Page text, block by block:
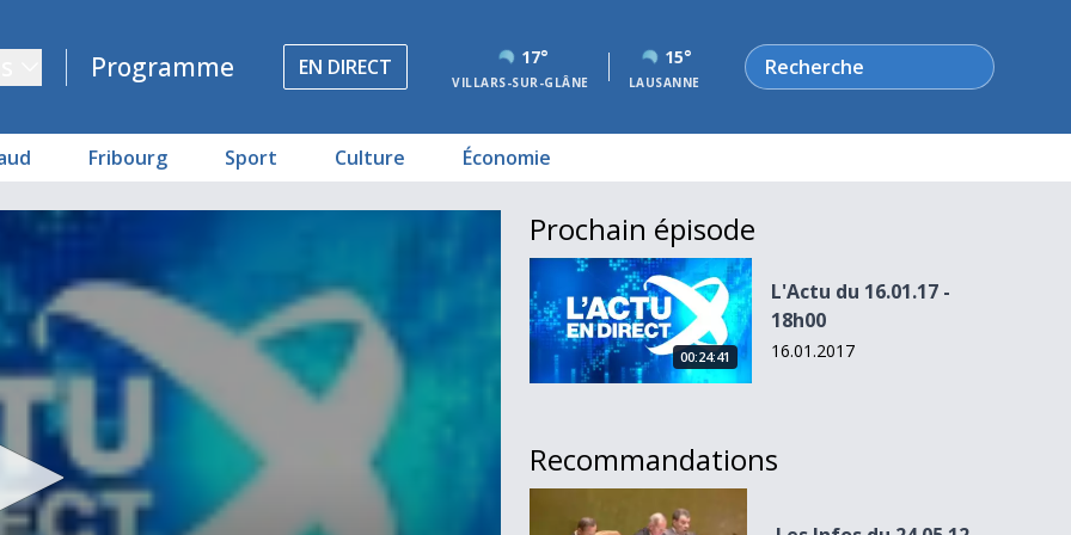
Programme EN DIRECT 17°
VILLARS-SUR-GLÂNE
15°
LAUSANNE
Rechercher
Fribourg Sport Culture Économie
Prochain épisode
L&#039;Actu du 16.01.17 - 18h00
00:24:41
L'Actu du 16.01.17 -
18h00
16.01.2017
Recommandations
Les Infos du 24.05.12